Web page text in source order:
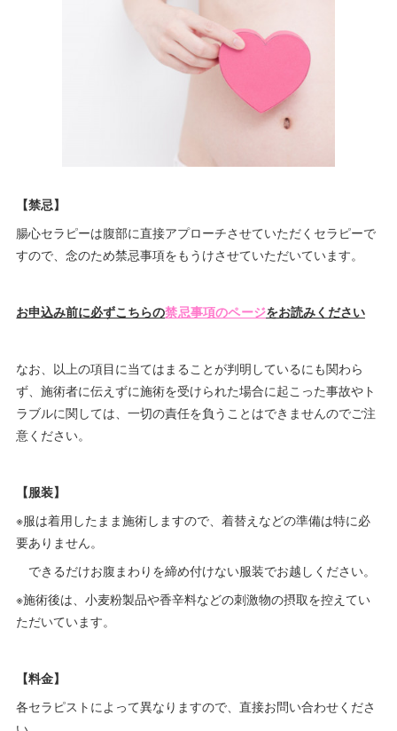
【禁忌】
腸心セラピーは腹部に直接アプローチさせていただくセラピーで
すので、念のため禁忌事項をもうけさせていただいています。
お申込み前に必ずこちらの禁忌事項のページをお読みください
なお、以上の項目に当てはまることが判明しているにも関わら
ず、施術者に伝えずに施術を受けられた場合に起こった事故やト
ラブルに関しては、一切の責任を負うことはできませんのでご注
意ください。
【服装】
※服は着用したまま施術しますので、着替えなどの準備は特に必
要ありません。
できるだけお腹まわりを締め付けない服装でお越しください。
※施術後は、小麦粉製品や香辛料などの刺激物の摂取を控えてい
ただいています。
【料金】
各セラピストによって異なりますので、直接お問い合わせくださ